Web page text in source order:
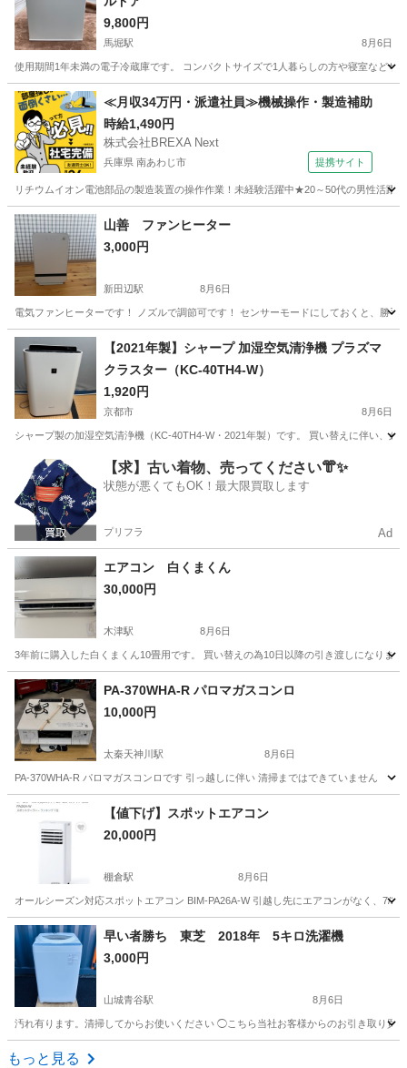
9,800円
馬堀駅 8月6日
使用期間1年未満の電子冷蔵庫です。 コンパクトサイズで1人暮らしの方や寝室など
京都 亀岡市 馬堀駅 キッチン家電 シングル
≪月収34万円・派遣社員≫機械操作・製造補助
時給1,490円
株式会社BREXA Next
兵庫県 南あわじ市 提携サイト
リチウムイオン電池部品の製造装置の操作作業！未経験活躍中★20～50代の男性活
兵庫 南あわじ市山善 ファンヒーター
3,000円
新田辺駅 8月6日
電気ファンヒーターです！ ノズルで調節可です！ センサーモードにしておくと、勝手
京都 京田辺市 新田辺駅 季節、空調家電
【2021年製】シャープ 加湿空気清浄機 プラズマ
クラスター（KC-40TH4-W）
1,920円
京都市 8月6日
シャープ製の加湿空気清浄機（KC-40TH4-W・2021年製）です。 買い替えに伴い、
京都 京都市 季節、空調家電
【求】古い着物、売ってください👘✨
状態が悪くてもOK！最大限買取します
プリフラ Ad
エアコン 白くまくん
30,000円
木津駅 8月6日
3年前に購入した白くまくん10畳用です。 買い替えの為10日以降の引き渡しになりま
京都 木津川市 季節、空調家電
PA-370WHA-R パロマガスコンロ
10,000円
太秦天神川駅 8月6日
PA-370WHA-R パロマガスコンロです 引っ越しに伴い 清掃まではできていません
京都 京都市 太秦天神川駅 生活家電
【値下げ】スポットエアコン
20,000円
棚倉駅 8月6日
オールシーズン対応スポットエアコン BIM-PA26A-W 引越し先にエアコンがなく、7/
京都 木津川市 棚倉駅 季節、空調家電 スポットエアコン
早い者勝ち 東芝 2018年 5キロ洗濯機
3,000円
山城青谷駅 8月6日
汚れ有ります。清掃してからお使いください ◯こちら当社お客様からのお引き取り買
京都 城陽市
もっと見る